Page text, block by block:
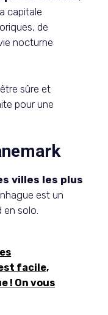
capitale
de
nocturne
sûre et
pour une
villes les plus
est un
en solo.
facile,
! On vous